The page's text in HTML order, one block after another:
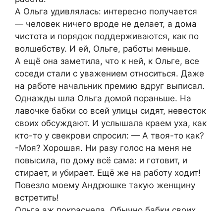
А Ольга удивлялась: интересно получается
— человек ничего вроде не делает, а дома
чистота и порядок поддерживаются, как по
волшебству. И ей, Ольге, работы меньше.
А ещё она заметила, что к ней, к Ольге, все
соседи стали с уважением относиться. Даже
на работе начальник премию вдруг выписал.
Однажды шла Ольга домой пораньше. На
лавочке бабки со всей улицы сидят, невесток
своих обсуждают. И услышала краем уха, как
кто-то у свекрови спросил: — А твоя-то как?
-Моя? Хорошая. Ни разу голос на меня не
повысила, по дому всё сама: и готовит, и
стирает, и убирает. Ещё же на работу ходит!
Повезло моему Андрюшке такую женщину
встретить!